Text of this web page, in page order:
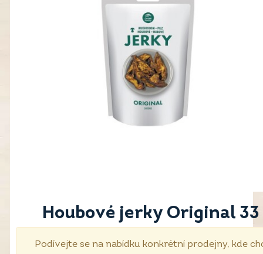
Houbové jerky Original 33
Podívejte se na nabídku konkrétní prodejny, kde